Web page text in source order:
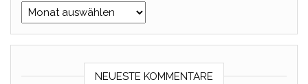
Archiv
NEUESTE KOMMENTARE